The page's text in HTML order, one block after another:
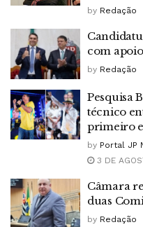
by Redação
com
by Redação
Pesquisa
técnico
primeiro
by Portal JP
3 DE
Câmara
duas
by Redação